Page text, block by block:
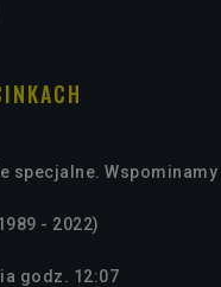
specjalne.
- 2022)
godz. 12:07